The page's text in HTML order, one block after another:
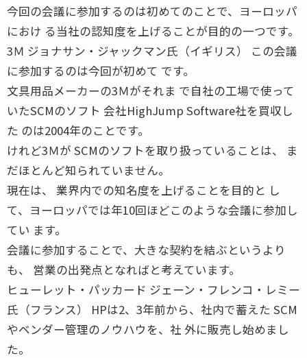
今回の会議に参加するのは初めてのことで、ヨーロッパ
におけ る当社の認知度を上げることが目的の一つです。
3Ｍ ジョナサン・ジャックマン氏（イギリス） この会議
に参加するのは今回が初めて です。
文具用品メーカーの3Ｍがそれま で自社の工場で使って
いたSCMのソフト 会社HighJump Software社を買収し
た のは2004年のことです。
けれど3Ｍが SCMのソフトを取り扱っていることは、 ま
だほとんど知られていません。
現在は、 業界内での知名度を上げることを目的と し
て、ヨーロッパでは年10回ほどこのような会議に参加し
てい ます。
会議に参加することで、大きな契約を結ぶというより
も、 営業の出発点となればと考えています。
ヒューレット・パッカード ジェーン・フレンコ・レミー
氏（フランス） HPは2、3年前から、社内で蓄えた SCM
やベンダー管理のノウハウを、社 外に販売し始めまし
た。